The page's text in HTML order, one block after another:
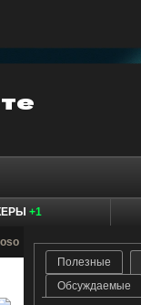
+1
Полезные
Обсуждаемые